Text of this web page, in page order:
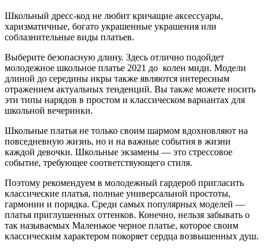
Школьный дресс-код не любит кричащие аксессуары,
харизматичные, богато украшенные украшения или
соблазнительные виды платьев.
Выберите безопасную длину. Здесь отлично подойдет
молодежное школьное платье 2021 до колен миди. Модели
длиной до середины икры также являются интересным
отражением актуальных тенденций. Вы также можете носить
эти типы нарядов в простом и классическом вариантах для
школьной вечеринки.
Школьные платья не только своим шармом вдохновляют на
повседневную жизнь, но и на важные события в жизни
каждой девочки. Школьные экзамены — это стрессовое
событие, требующее соответствующего стиля.
Поэтому рекомендуем в молодежный гардероб пригласить
классические платья, полные универсальной простоты,
гармонии и порядка. Среди самых популярных моделей —
платья приглушенных оттенков. Конечно, нельзя забывать о
так называемых Маленькое черное платье, которое своим
классическим характером покоряет сердца возвышенных душ.